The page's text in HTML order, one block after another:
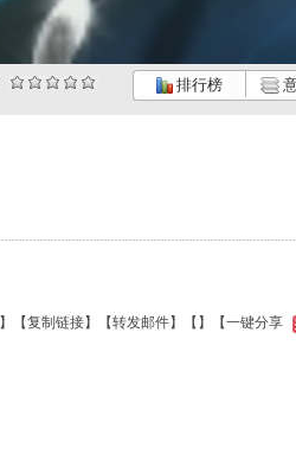
排行榜
】【复制链接】【转发邮件】【 】 【一键分享